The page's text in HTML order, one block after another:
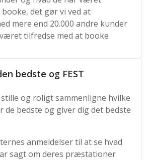
det gør vi ved at
mere end 20.000 andre kunder
tilfredse med at booke
bedste og FEST
og roligt sammenligne hvilke
de bedste og giver dig det bedste
anmeldelser til at se hvad
sagt om deres præstationer